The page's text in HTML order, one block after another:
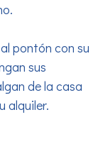
pontón con su
sus
de la casa
alquiler.